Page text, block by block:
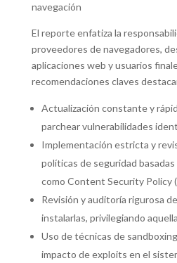
navegación
El reporte enfatiza la
proveedores de navegadores,
aplicaciones web y usuarios
recomendaciones claves
Actualización constante y
parchear vulnerabilidades
Implementación estricta y
políticas de seguridad
como Content Security Policy
Revisión y auditoría rigurosa
instalarlas, privilegiando
Uso de técnicas de
impacto de exploits en el